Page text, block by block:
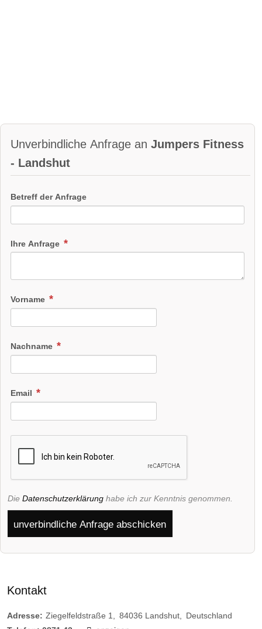
Unverbindliche Anfrage an Jumpers Fitness
- Landshut
Betreff der Anfrage
Ihre Anfrage
Vorname
Nachname
Email
Die Datenschutzerklärung habe ich zur Kenntnis genommen.
unverbindliche Anfrage abschicken
Kontakt
Adresse: Ziegelfeldstraße 1 84036 Landshut
Deutschland